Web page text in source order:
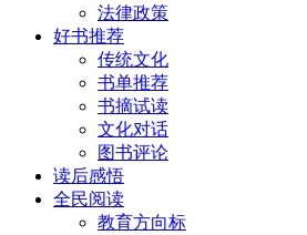
法律政策
好书推荐
传统文化
书单推荐
书摘试读
文化对话
图书评论
读后感悟
全民阅读
教育方向标